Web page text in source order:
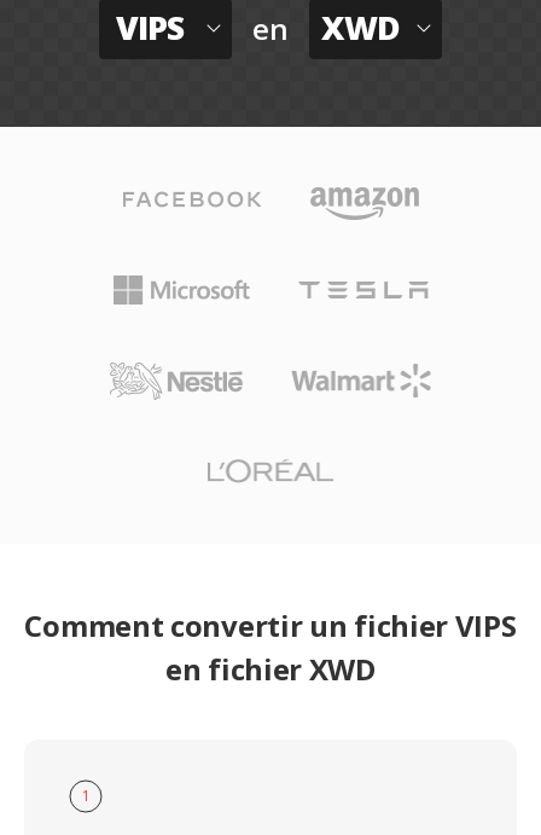
VIPS en XWD
Comment convertir un fichier VIPS
en fichier XWD
1